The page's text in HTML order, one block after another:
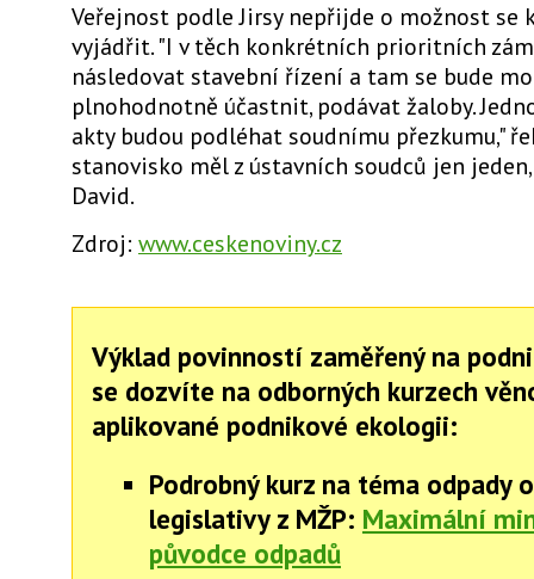
Veřejnost podle Jirsy nepřijde o možnost se
vyjádřit. "I v těch konkrétních prioritních
následovat stavební řízení a tam se bude
plnohodnotně účastnit, podávat žaloby.
akty budou podléhat soudnímu přezkumu,"
stanovisko měl z ústavních soudců jen
David.
Zdroj: www.ceskenoviny.cz
Výklad povinností zaměřený na
se dozvíte na odborných kurzech
aplikované podnikové ekologii:
Podrobný kurz na téma odpady
legislativy z MŽP: Maximální
původce odpadů